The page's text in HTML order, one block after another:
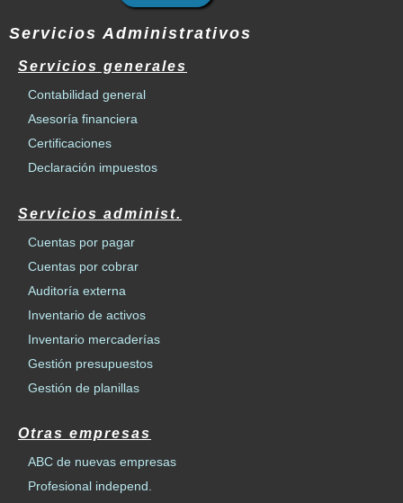
Servicios Administrativos
Servicios generales
Contabilidad general
Asesoría financiera
Certificaciones
Declaración impuestos
Servicios administ.
Cuentas por pagar
Cuentas por cobrar
Auditoría externa
Inventario de activos
Inventario mercaderías
Gestión presupuestos
Gestión de planillas
Otras empresas
ABC de nuevas empresas
Profesional independ.